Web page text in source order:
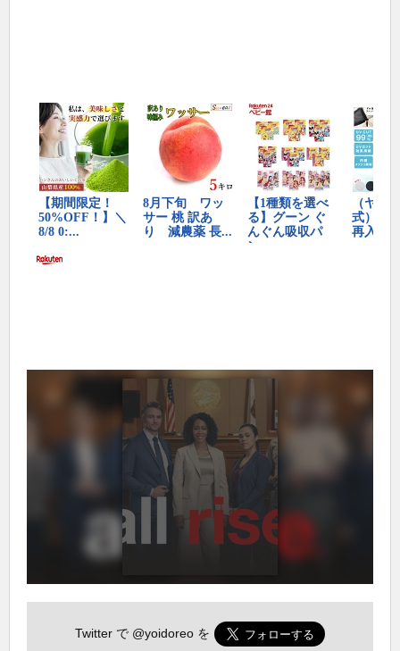
Twitter で @yoidoreo を